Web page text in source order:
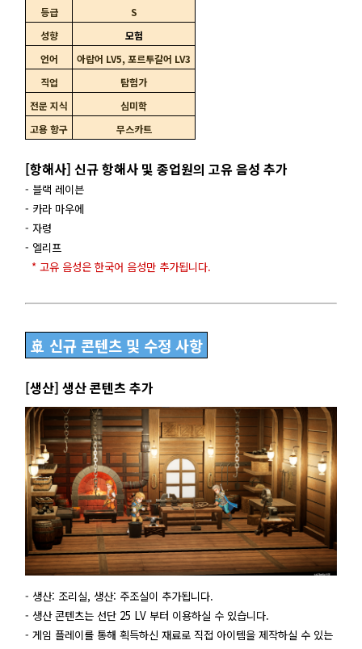
등급
S
성향
모험
언어
아랍어 LV5, 포르투갈어 LV3
직업
탐험가
전문 지식
심미학
고용 항구
무스카트
[항해사] 신규 항해사 및 종업원의 고유 음성 추가
- 블랙 레이븐
- 카라 마우에
- 자령
- 엘리프
* 고유 음성은 한국어 음성만 추가됩니다.
🚢 신규 콘텐츠 및 수정 사항
[생산] 생산 콘텐츠 추가
- 생산: 조리실, 생산: 주조실이 추가됩니다.
- 생산 콘텐츠는 선단 25 LV 부터 이용하실 수 있습니다.
- 게임 플레이를 통해 획득하신 재료로 직접 아이템을 제작하실 수 있는